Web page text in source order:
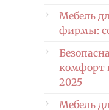
Мебель
фирмы:
комфорт
2025
Мебель